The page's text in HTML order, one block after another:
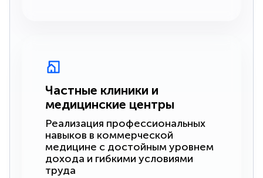
Частные клиники и
медицинские центры
Реализация профессиональных
навыков в коммерческой
медицине с достойным уровнем
дохода и гибкими условиями
труда